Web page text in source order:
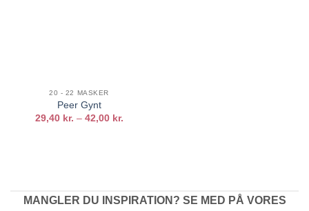
20 - 22 MASKER
Peer Gynt
29,40 kr. – 42,00 kr.
MANGLER DU INSPIRATION? SE MED PÅ VORES